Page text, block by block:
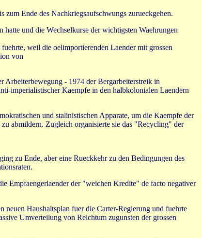
zum Ende des Nachkriegsaufschwungs zurueckgehen.
und die Wechselkurse der wichtigsten Waehrungen
weil die oelimportierenden Laender mit grossen
von
Arbeiterbewegung - 1974 der Bergarbeiterstreik in
imperialistischer Kaempfe in den halbkolonialen Laendern
und stalinistischen Apparate, um die Kaempfe der
abmildern. Zugleich organisierte sie das "Recycling" der
zu Ende, aber eine Rueckkehr zu den Bedingungen des
Empfaengerlaender der "weichen Kredite" de facto negativer
neuen Haushaltsplan fuer die Carter-Regierung und fuehrte
Umverteilung von Reichtum zugunsten der grossen